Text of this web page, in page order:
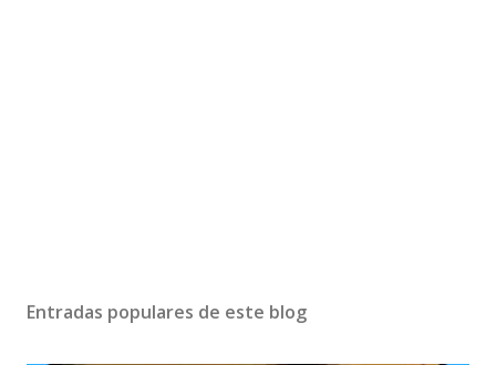
Entradas populares de este blog